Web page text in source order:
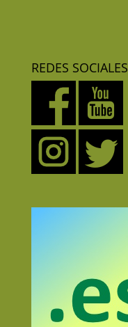
REDES SOCIALES